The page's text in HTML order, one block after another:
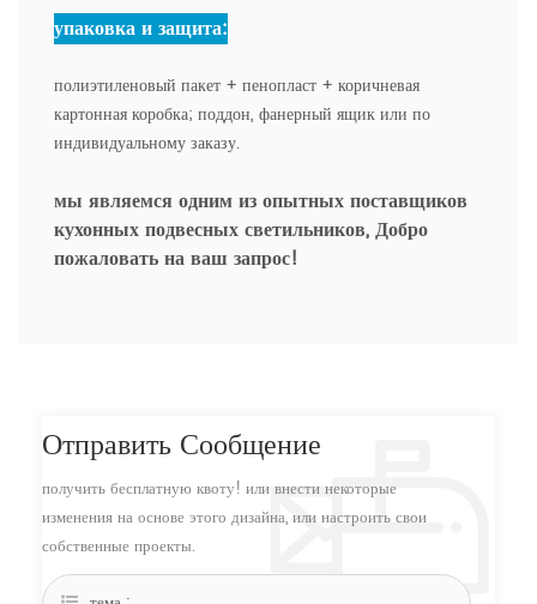
упаковка и защита:
полиэтиленовый пакет + пенопласт + коричневая
картонная коробка; поддон, фанерный ящик или по
индивидуальному заказу.
мы являемся одним из опытных поставщиков
кухонных подвесных светильников,Добро
пожаловать на ваш запрос!
Отправить Сообщение
получить бесплатную квоту! или внести некоторые
изменения на основе этого дизайна, или настроить свои
собственные проекты.